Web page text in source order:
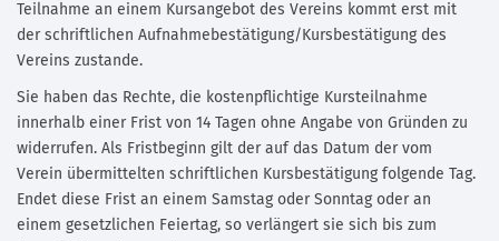
Teilnahme an einem Kursangebot des Vereins kommt erst mit
der schriftlichen Aufnahmebestätigung/Kursbestätigung des
Vereins zustande.
Sie haben das Rechte, die kostenpflichtige Kursteilnahme
innerhalb einer Frist von 14 Tagen ohne Angabe von Gründen zu
widerrufen. Als Fristbeginn gilt der auf das Datum der vom
Verein übermittelten schriftlichen Kursbestätigung folgende Tag.
Endet diese Frist an einem Samstag oder Sonntag oder an
einem gesetzlichen Feiertag, so verlängert sie sich bis zum